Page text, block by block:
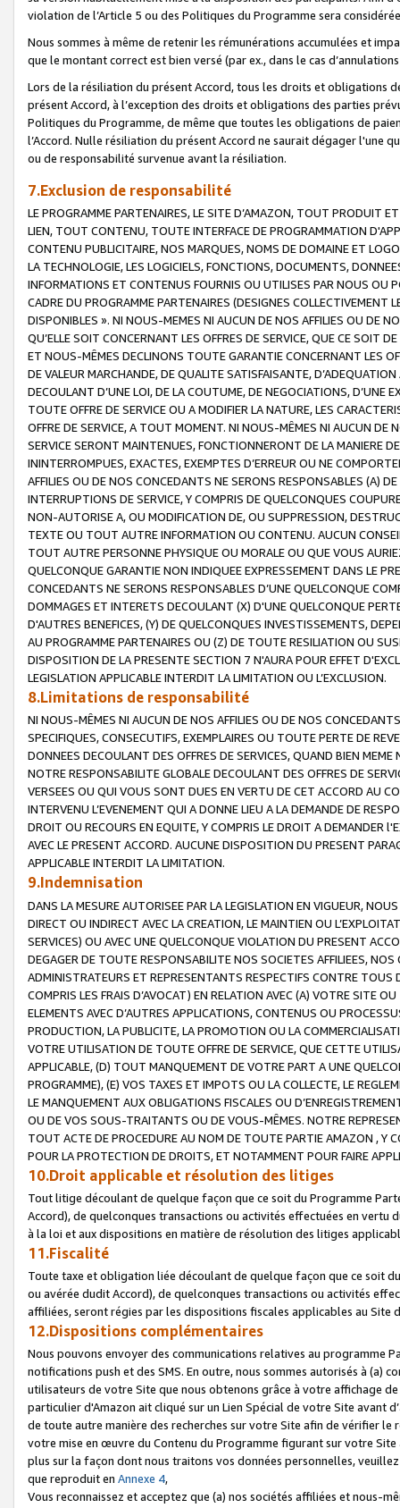
violation de l’Article 5 ou des Politiques du Programme sera
Nous sommes à même de retenir les rémunérations accumulées et
que le montant correct est bien versé (par ex., dans le cas
Lors de la résiliation du présent Accord, tous les droits et obligations
présent Accord, à l’exception des droits et obligations des parties
Politiques du Programme, de même que toutes les obligations de
l’Accord. Nulle résiliation du présent Accord ne saurait dégager l'une
ou de responsabilité survenue avant la résiliation.
7.Exclusion de responsabilité
LE PROGRAMME PARTENAIRES, LE SITE D’AMAZON, TOUT PRODUIT
LIEN, TOUT CONTENU, TOUTE INTERFACE DE PROGRAMMATION
CONTENU PUBLICITAIRE, NOS MARQUES, NOMS DE DOMAINE ET
LA TECHNOLOGIE, LES LOGICIELS, FONCTIONS, DOCUMENTS,
INFORMATIONS ET CONTENUS FOURNIS OU UTILISES PAR NOUS OU
CADRE DU PROGRAMME PARTENAIRES (DESIGNES COLLECTIVEMENT
DISPONIBLES ». NI NOUS-MEMES NI AUCUN DE NOS AFFILIES OU DE
QU’ELLE SOIT CONCERNANT LES OFFRES DE SERVICE, QUE CE SOIT
ET NOUS-MÊMES DECLINONS TOUTE GARANTIE CONCERNANT LES
DE VALEUR MARCHANDE, DE QUALITE SATISFAISANTE,
DECOULANT D’UNE LOI, DE LA COUTUME, DE NEGOCIATIONS, D’UNE
TOUTE OFFRE DE SERVICE OU A MODIFIER LA NATURE, LES
OFFRE DE SERVICE, A TOUT MOMENT. NI NOUS-MÊMES NI AUCUN DE
SERVICE SERONT MAINTENUES, FONCTIONNERONT DE LA MANIERE
ININTERROMPUES, EXACTES, EXEMPTES D’ERREUR OU NE
AFFILIES OU DE NOS CONCEDANTS NE SERONS RESPONSABLES (A)
INTERRUPTIONS DE SERVICE, Y COMPRIS DE QUELCONQUES
NON-AUTORISE A, OU MODIFICATION DE, OU SUPPRESSION,
TEXTE OU TOUT AUTRE INFORMATION OU CONTENU. AUCUN
TOUT AUTRE PERSONNE PHYSIQUE OU MORALE OU QUE VOUS
QUELCONQUE GARANTIE NON INDIQUEE EXPRESSEMENT DANS LE
CONCEDANTS NE SERONS RESPONSABLES D’UNE QUELCONQUE
DOMMAGES ET INTERETS DECOULANT (X) D'UNE QUELCONQUE
D'AUTRES BENEFICES, (Y) DE QUELCONQUES INVESTISSEMENTS,
AU PROGRAMME PARTENAIRES OU (Z) DE TOUTE RESILIATION OU
DISPOSITION DE LA PRESENTE SECTION 7 N'AURA POUR EFFET
LEGISLATION APPLICABLE INTERDIT LA LIMITATION OU L’EXCLUSION.
8.Limitations de responsabilité
NI NOUS-MÊMES NI AUCUN DE NOS AFFILIES OU DE NOS
SPECIFIQUES, CONSECUTIFS, EXEMPLAIRES OU TOUTE PERTE DE
DONNEES DECOULANT DES OFFRES DE SERVICES, QUAND BIEN
NOTRE RESPONSABILITE GLOBALE DECOULANT DES OFFRES DE
VERSEES OU QUI VOUS SONT DUES EN VERTU DE CET ACCORD AU
INTERVENU L’EVENEMENT QUI A DONNE LIEU A LA DEMANDE DE
DROIT OU RECOURS EN EQUITE, Y COMPRIS LE DROIT A DEMANDER
AVEC LE PRESENT ACCORD. AUCUNE DISPOSITION DU PRESENT
APPLICABLE INTERDIT LA LIMITATION.
9.Indemnisation
DANS LA MESURE AUTORISEE PAR LA LEGISLATION EN VIGUEUR,
DIRECT OU INDIRECT AVEC LA CREATION, LE MAINTIEN OU
SERVICES) OU AVEC UNE QUELCONQUE VIOLATION DU PRESENT
DEGAGER DE TOUTE RESPONSABILITE NOS SOCIETES AFFILIEES,
ADMINISTRATEURS ET REPRESENTANTS RESPECTIFS CONTRE
COMPRIS LES FRAIS D’AVOCAT) EN RELATION AVEC (A) VOTRE SITE
ELEMENTS AVEC D’AUTRES APPLICATIONS, CONTENUS OU
PRODUCTION, LA PUBLICITE, LA PROMOTION OU LA
VOTRE UTILISATION DE TOUTE OFFRE DE SERVICE, QUE CETTE
APPLICABLE, (D) TOUT MANQUEMENT DE VOTRE PART A UNE
PROGRAMME), (E) VOS TAXES ET IMPOTS OU LA COLLECTE, LE
LE MANQUEMENT AUX OBLIGATIONS FISCALES OU
OU DE VOS SOUS-TRAITANTS OU DE VOUS-MÊMES. NOTRE
TOUT ACTE DE PROCEDURE AU NOM DE TOUTE PARTIE AMAZON , Y
POUR LA PROTECTION DE DROITS, ET NOTAMMENT POUR FAIRE
10.Droit applicable et résolution des litiges
Tout litige découlant de quelque façon que ce soit du Programme
Accord), de quelconques transactions ou activités effectuées en vertu
à la loi et aux dispositions en matière de résolution des litiges
11.Fiscalité
Toute taxe et obligation liée découlant de quelque façon que ce soit
ou avérée dudit Accord), de quelconques transactions ou activités
affiliées, seront régies par les dispositions fiscales applicables au Site
12.Dispositions complémentaires
Nous pouvons envoyer des communications relatives au programme
notifications push et des SMS. En outre, nous sommes autorisés à
utilisateurs de votre Site que nous obtenons grâce à votre affichage
particulier d'Amazon ait cliqué sur un Lien Spécial de votre Site avant
de toute autre manière des recherches sur votre Site afin de vérifier
votre mise en œuvre du Contenu du Programme figurant sur votre
plus sur la façon dont nous traitons vos données personnelles,
que reproduit en Annexe 4,
Vous reconnaissez et acceptez que (a) nos sociétés affiliées et nous-